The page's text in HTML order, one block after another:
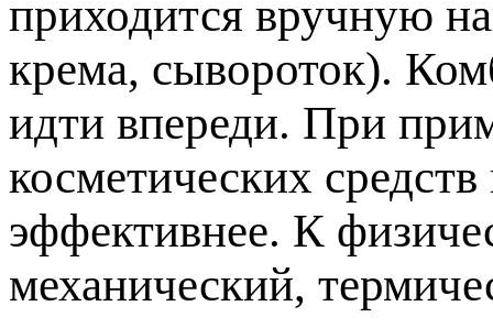
приходится вручную
крема, сывороток).
идти впереди. При
косметических
эффективнее. К
механический,